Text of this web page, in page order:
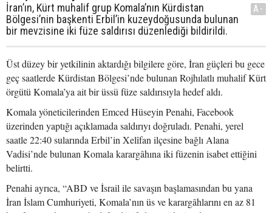
İran’ın, Kürt muhalif grup Komala’nın Kürdistan
Bölgesi’nin başkenti Erbil’in kuzeydoğusunda bulunan
bir mevzisine iki füze saldırısı düzenlediği bildirildi.
A-
Üst düzey bir yetkilinin aktardığı bilgilere göre, İran güçleri bu gece
geç saatlerde Kürdistan Bölgesi’nde bulunan Rojhılatlı muhalif Kürt
örgütü Komala’ya ait bir üssü füze saldırısıyla hedef aldı.
Komala yöneticilerinden Emced Hüseyin Penahi, Facebook
üzerinden yaptığı açıklamada saldırıyı doğruladı. Penahi, yerel
saatle 22:40 sularında Erbil’in Xelîfan ilçesine bağlı Alana
Vadisi’nde bulunan Komala karargâhına iki füzenin isabet ettiğini
belirtti.
Penahi ayrıca, “ABD ve İsrail ile savaşın başlamasından bu yana
İran İslam Cumhuriyeti, Komala’nın üs ve karargâhlarını en az 81